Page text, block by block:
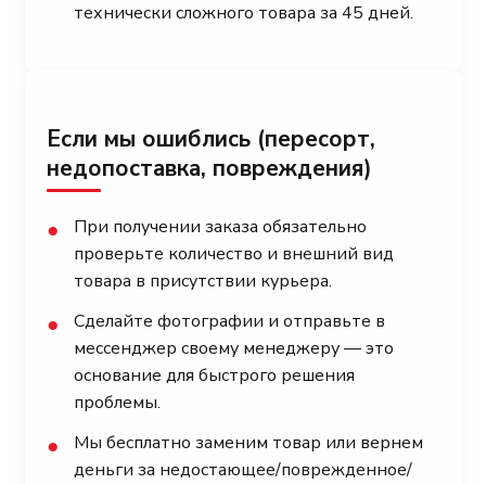
технически сложного товара за 45 дней.
Если мы ошиблись (пересорт,
недопоставка, повреждения)
●
При получении заказа обязательно
проверьте количество и внешний вид
товара в присутствии курьера.
●
Сделайте фотографии и отправьте в
мессенджер своему менеджеру — это
основание для быстрого решения
проблемы.
●
Мы бесплатно заменим товар или вернем
деньги за недостающее/поврежденное/